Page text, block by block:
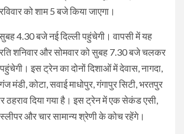
को शाम 5 बजे किया जाएगा।
4.30 बजे नई दिल्ली पहुंचेगी। वापसी में यह
शनिवार और सोमवार को सुबह 7.30 बजे चलकर
इस ट्रेन का दोनों दिशाओं में देवास, नागदा,
मंडी, कोटा, सवाई माधोपुर, गंगापुर सिटी, भरतपुर
ठहराव दिया गया है। इस ट्रेन में एक सेकंड एसी,
स्लीपर और चार सामान्य श्रेणी के कोच रहेंगे।